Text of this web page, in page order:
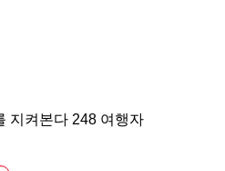
지켜본다 248 여행자